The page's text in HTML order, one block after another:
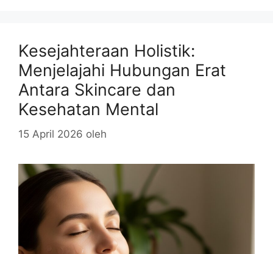
Kesejahteraan Holistik:
Menjelajahi Hubungan Erat
Antara Skincare dan
Kesehatan Mental
15 April 2026 oleh